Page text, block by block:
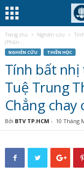
Trang chủ Nghiên cứu
(Phần...
NGHIÊN CỨU THIỀN HỌC
Tính bất nhị
Tuệ Trung
Chẳng chay
Bởi BTV TP.HCM - 10 Tháng